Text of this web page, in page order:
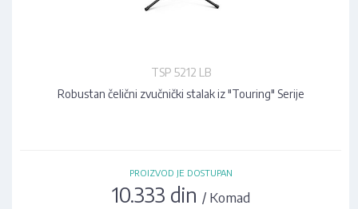
TSP 5212 LB
Robustan čelični zvučnički stalak iz "Touring" Serije
PROIZVOD JE DOSTUPAN
10.333 din / Komad